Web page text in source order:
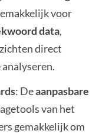
voor
data,
direct
: Deaanpasbare
van het
gemakkelijk om